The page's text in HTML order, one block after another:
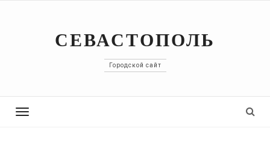
СЕВАСТОПОЛЬ
Городской сайт
Toggle